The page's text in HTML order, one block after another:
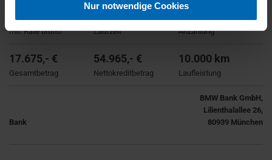
Nur notwendige Cookies
399,- €
mtl. Rate brutto Laufzeit Anzahlung
17.675,- €
Gesamtbetrag
54.965,- €
Nettokreditbetrag
10.000 km
Laufleistung
Bank
BMW Bank GmbH,
Lilienthalallee 26,
80939 München